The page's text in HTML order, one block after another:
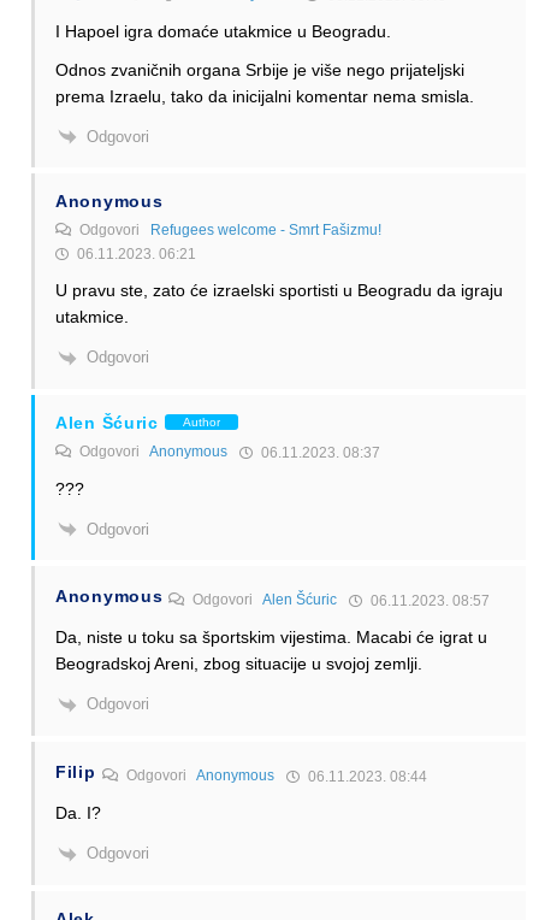
I Hapoel igra domaće utakmice u Beogradu.
Odnos zvaničnih organa Srbije je više nego prijateljski
prema Izraelu, tako da inicijalni komentar nema smisla.
Odgovori
Anonymous
Odgovori
Refugees welcome - Smrt Fašizmu!
06.11.2023. 06:21
U pravu ste, zato će izraelski sportisti u Beogradu da igraju
utakmice.
Odgovori
Alen Šćuric Author
Odgovori Anonymous 06.11.2023. 08:37
???
Odgovori
Anonymous OdgovoriAlen Šćuric 06.11.2023. 08:57
Da, niste u toku sa športskim vijestima. Macabi će igrat u
Beogradskoj Areni, zbog situacije u svojoj zemlji.
Odgovori
Filip Odgovori Anonymous 06.11.2023. 08:44
Da. I?
Odgovori